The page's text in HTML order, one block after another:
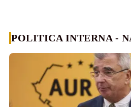
POLITICA INTERNA -